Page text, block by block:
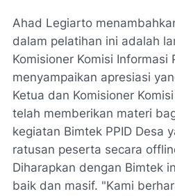
Ahad Legiarto
dalam pelatihan ini adalah
Komisioner Komisi Informasi
menyampaikan apresiasi
Ketua dan Komisioner
telah memberikan materi
kegiatan Bimtek PPID Desa
ratusan peserta secara
Diharapkan dengan Bimtek
baik dan masif. "Kami